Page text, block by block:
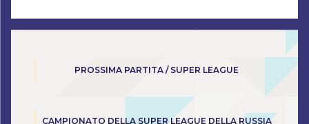
PROSSIMA PARTITA / SUPER LEAGUE
CAMPIONATO DELLA SUPER LEAGUE DELLA RUSSIA